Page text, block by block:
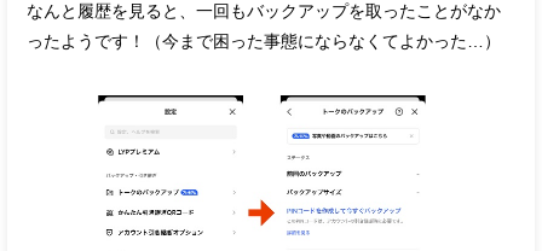
なんと履歴を見ると、一回もバックアップを取ったことがなか
ったようです！（今まで困った事態にならなくてよかった…）